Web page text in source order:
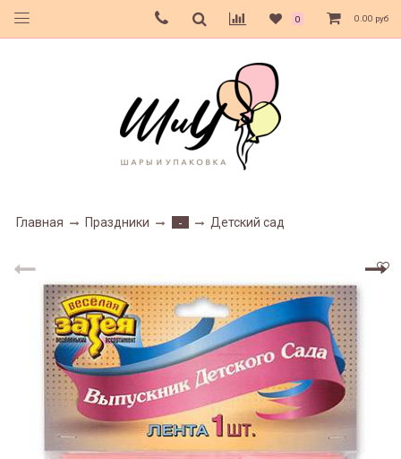
0 0.00 руб
Главная Праздники - Детский сад